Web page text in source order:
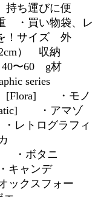
持ち運びに便
・買い物袋、レ
を！サイズ 外
） 収納
〜60 g材
series
・モノ
・アマゾ
ログラフィ
タニ
ンデ
フォー